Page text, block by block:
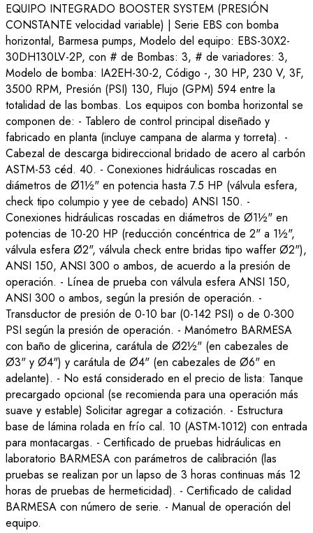
EQUIPO INTEGRADO BOOSTER SYSTEM (PRESIÓN
CONSTANTE velocidad variable) | Serie EBS con bomba
horizontal, Barmesa pumps, Modelo del equipo: EBS-30X2-
30DH130LV-2P, con # de Bombas: 3, # de variadores: 3,
Modelo de bomba: IA2EH-30-2, Código -, 30 HP, 230 V, 3F,
3500 RPM, Presión (PSI) 130, Flujo (GPM) 594 entre la
totalidad de las bombas. Los equipos con bomba horizontal se
componen de: - Tablero de control principal diseñado y
fabricado en planta (incluye campana de alarma y torreta). -
Cabezal de descarga bidireccional bridado de acero al carbón
ASTM-53 céd. 40. - Conexiones hidráulicas roscadas en
diámetros de Ø1½" en potencia hasta 7.5 HP (válvula esfera,
check tipo columpio y yee de cebado) ANSI 150. -
Conexiones hidráulicas roscadas en diámetros de Ø1½" en
potencias de 10-20 HP (reducción concéntrica de 2" a 1½",
válvula esfera Ø2", válvula check entre bridas tipo waffer Ø2"),
ANSI 150, ANSI 300 o ambos, de acuerdo a la presión de
operación. - Línea de prueba con válvula esfera ANSI 150,
ANSI 300 o ambos, según la presión de operación. -
Transductor de presión de 0-10 bar (0-142 PSI) o de 0-300
PSI según la presión de operación. - Manómetro BARMESA
con baño de glicerina, carátula de Ø2½" (en cabezales de
Ø3" y Ø4") y carátula de Ø4" (en cabezales de Ø6" en
adelante). - No está considerado en el precio de lista: Tanque
precargado opcional (se recomienda para una operación más
suave y estable) Solicitar agregar a cotización. - Estructura
base de lámina rolada en frío cal. 10 (ASTM-1012) con entrada
para montacargas. - Certificado de pruebas hidráulicas en
laboratorio BARMESA con parámetros de calibración (las
pruebas se realizan por un lapso de 3 horas continuas más 12
horas de pruebas de hermeticidad). - Certificado de calidad
BARMESA con número de serie. - Manual de operación del
equipo.